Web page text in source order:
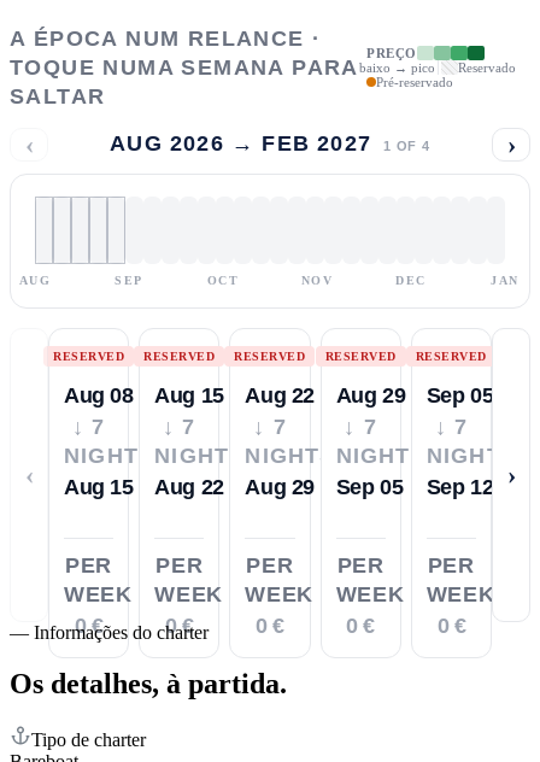
A ÉPOCA NUM RELANCE ·
TOQUE NUMA SEMANA PARA
SALTAR
PREÇO
baixo → pico
Reservado
Pré-reservado
‹ AUG 2026 → FEB 2027 1 OF 4 ›
AUG SEP OCT NOV DEC JAN
‹
RESERVED
Aug 08
↓ 7
NIGHTS
Aug 15
PER
WEEK
0 €
RESERVED
Aug 15
↓ 7
NIGHTS
Aug 22
PER
WEEK
0 €
RESERVED
Aug 22
↓ 7
NIGHTS
Aug 29
PER
WEEK
0 €
RESERVED
Aug 29
↓ 7
NIGHTS
Sep 05
PER
WEEK
0 €
RESERVED
Sep 05
↓ 7
NIGHTS
Sep 12
PER
WEEK
0 €
›
— Informações do charter
Os detalhes, à partida.
Tipo de charter